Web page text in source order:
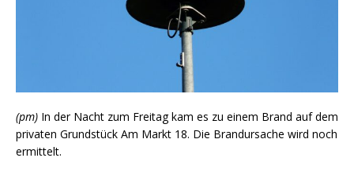
(pm) In der Nacht zum Freitag kam es zu einem Brand auf dem
privaten Grundstück Am Markt 18. Die Brandursache wird noch
ermittelt.